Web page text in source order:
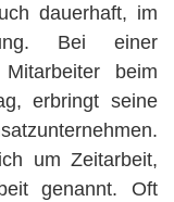
dauerhaft, im
Bei einer
beim
erbringt seine
um Zeitarbeit,
genannt. Oft